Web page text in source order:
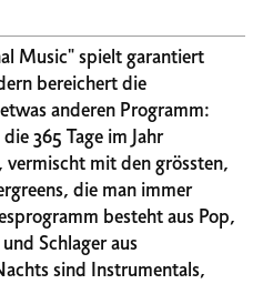
Music" spielt garantiert
bereichert die
anderen Programm:
365 Tage im Jahr
mit den grössten,
die man immer
Schlager aus
sind Instrumentals,